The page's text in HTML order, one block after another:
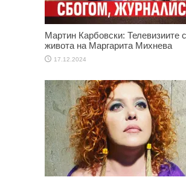
Мартин Карбовски: Телевизиите
живота на Маргарита Михнева
17.12.2024